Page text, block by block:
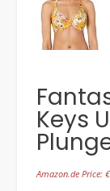
Keys
Amazon.de Price: €